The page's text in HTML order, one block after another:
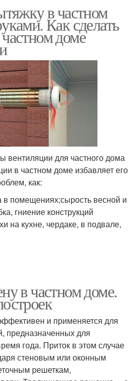
в частном
Как сделать
доме
вентиляции для частного дома
в частном доме избавляет его
как:
в помещениях;сырость весной и
гниение конструкций
на кухне, чердаке, в подвале,
в частном доме.
и применяется для
предназначенных для
года. Приток в этом случае
стеновым или оконным
решеткам,